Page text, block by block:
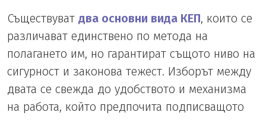
Съществуват два основни вида КЕП, които се
различават единствено по метода на
полагането им, но гарантират същото ниво на
сигурност и законова тежест. Изборът между
двата се свежда до удобството и механизма
на работа, който предпочита подписващото